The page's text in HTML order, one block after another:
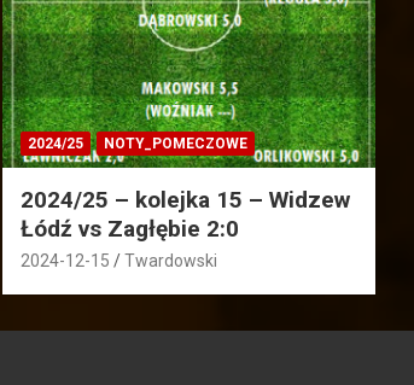
2024/25 NOTY_POMECZOWE
2024/25 – kolejka 15 – Widzew
Łódź vs Zagłębie 2:0
2024-12-15 Twardowski